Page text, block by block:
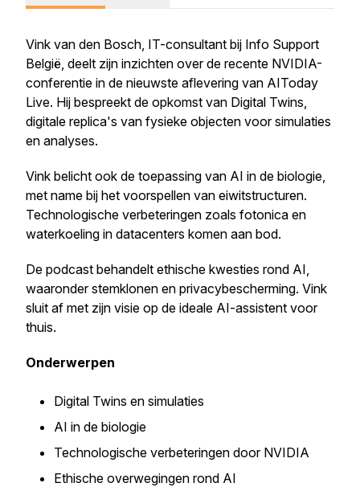
Vink van den Bosch, IT-consultant bij Info Support
België, deelt zijn inzichten over de recente NVIDIA-
conferentie in de nieuwste aflevering van AIToday
Live. Hij bespreekt de opkomst van Digital Twins,
digitale replica's van fysieke objecten voor simulaties
en analyses.
Vink belicht ook de toepassing van AI in de biologie,
met name bij het voorspellen van eiwitstructuren.
Technologische verbeteringen zoals fotonica en
waterkoeling in datacenters komen aan bod.
De podcast behandelt ethische kwesties rond AI,
waaronder stemklonen en privacybescherming. Vink
sluit af met zijn visie op de ideale AI-assistent voor
thuis.
Onderwerpen
Digital Twins en simulaties
AI in de biologie
Technologische verbeteringen door NVIDIA
Ethische overwegingen rond AI